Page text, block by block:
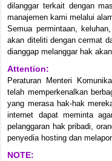
dilanggar terkait dengan
manajemen kami melalui
Semua permintaan,
akan diteliti dengan cermat
dianggap melanggar hak
Attention:
Peraturan Menteri
telah memperkenalkan
yang merasa hak-hak
internet dapat meminta
pelanggaran hak pribadi,
penyedia hosting dan
NOTE: